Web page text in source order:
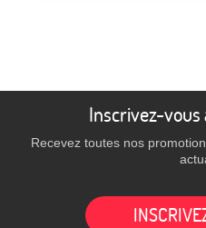
Inscrivez-
Recevez toutes nos